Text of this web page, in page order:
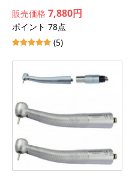
販売価格 7,880円
ポイント 78点
(5)